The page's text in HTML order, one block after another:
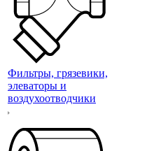
Фильтры, грязевики,
элеваторы и
воздухоотводчики